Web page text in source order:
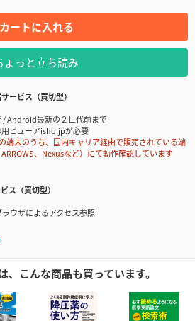
カートに入れる
ょっと立ち読み
ービス（買切型）
/ Android最新の２世代前まで
ビューアisho.jpが必要
末のうち、国内キャリア経由で販売されている端
、Nexusなど）にて動作確認しています
ス（買切型）
ウザによるアクセス参照
、こんな商品も買っています。